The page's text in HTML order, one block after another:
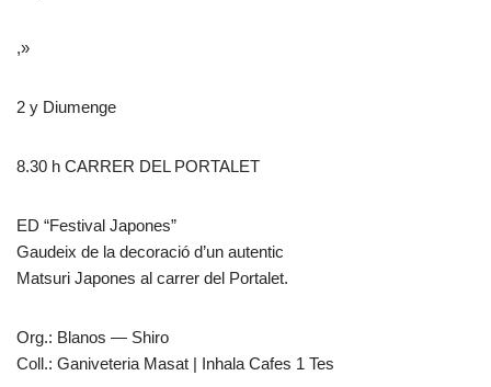
,»
2 y Diumenge
8.30 h CARRER DEL PORTALET
ED “Festival Japones”
Gaudeix de la decoració d’un autentic
Matsuri Japones al carrer del Portalet.
Org.: Blanos — Shiro
Coll.: Ganiveteria Masat | Inhala Cafes 1 Tes